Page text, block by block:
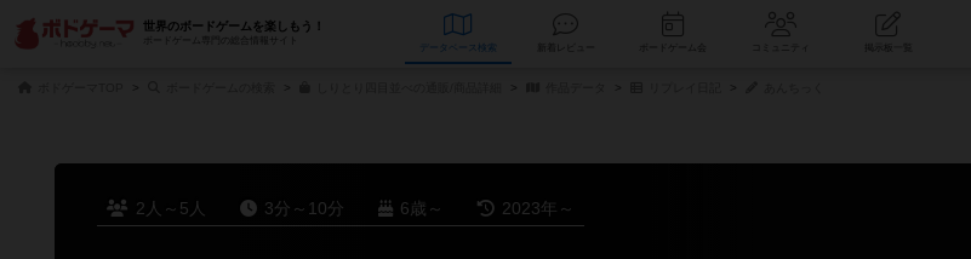
世界のボードゲームを楽しもう！
ボードゲーム専門の総合情報サイト
データベース コミュニティ
2人～5人 3分～10分 6歳～ 2023年～